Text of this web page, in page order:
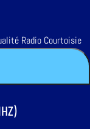
Radio Courtoisie